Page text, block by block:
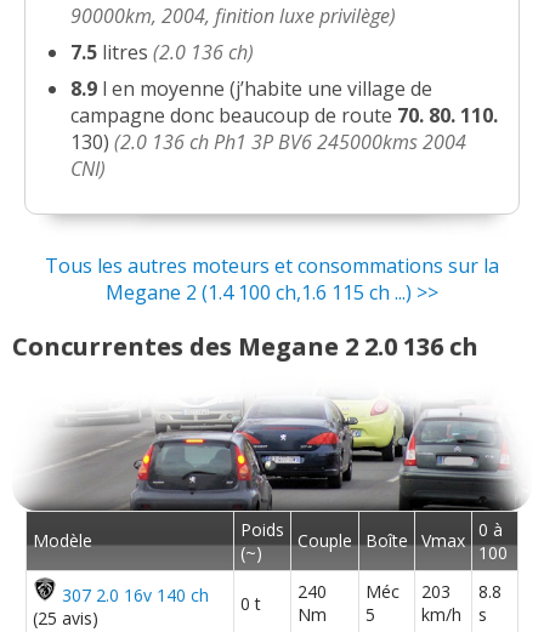
90000km, 2004, finition luxe privilège)
7.5 litres(2.0 136 ch)
8.9 l en moyenne (j’habite une village de
campagne donc beaucoup de route 70. 80. 110.
130)(2.0 136 ch Ph1 3P BV6 245000kms 2004
CNI)
Tous les autres moteurs et consommations sur la
Megane 2 (1.4 100 ch,1.6 115 ch ...) >>
Concurrentes des Megane 2 2.0 136 ch
Modèle
Poids
(~)
Couple Boîte Vmax 0 à
100
307 2.0 16v 140 ch
(25 avis)
0 t
240
Nm
Méc
5
203
km/h
8.8
s